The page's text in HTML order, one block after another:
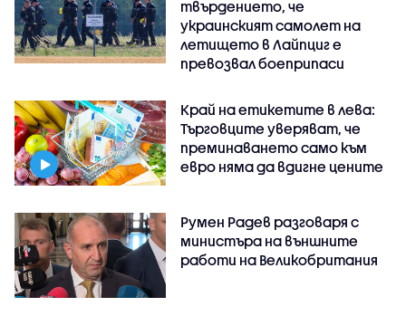
твърдението, че
украинският самолет на
летището в Лайпциг е
превозвал боеприпаси
Край на етикетите в лева:
Търговците уверяват, че
преминаването само към
евро няма да вдигне цените
Румен Радев разговаря с
министъра на външните
работи на Великобритания